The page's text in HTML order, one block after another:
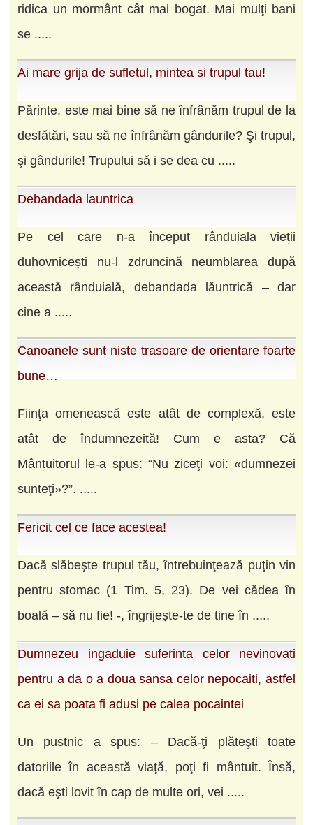
ridica un mormânt cât mai bogat. Mai mulţi bani
se .....
Ai mare grija de sufletul, mintea si trupul tau!
Părinte, este mai bine să ne înfrânăm trupul de la
desfătări, sau să ne înfrânăm gândurile? Şi trupul,
şi gândurile! Trupului să i se dea cu .....
Debandada launtrica
Pe cel care n-a început rânduiala vieții
duhovnicești nu-l zdruncină neumblarea după
această rânduială, debandada lăuntrică – dar
cine a .....
Canoanele sunt niste trasoare de orientare foarte
bune…
Fiinţa omenească este atât de complexă, este
atât de îndumnezeită! Cum e asta? Că
Mântuitorul le-a spus: “Nu ziceţi voi: «dumnezei
sunteţi»?”. .....
Fericit cel ce face acestea!
Dacă slăbeşte trupul tău, întrebuinţează puţin vin
pentru stomac (1 Tim. 5, 23). De vei cădea în
boală – să nu fie! -, îngrijeşte-te de tine în .....
Dumnezeu ingaduie suferinta celor nevinovati
pentru a da o a doua sansa celor nepocaiti, astfel
ca ei sa poata fi adusi pe calea pocaintei
Un pustnic a spus: – Dacă-ţi plăteşti toate
datoriile în această viaţă, poţi fi mântuit. Însă,
dacă eşti lovit în cap de multe ori, vei .....